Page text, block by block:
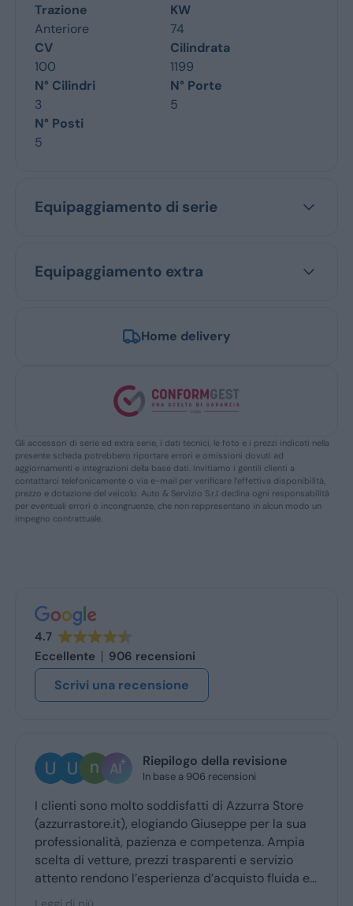
Trazione
Anteriore
KW
74
CV
100
Cilindrata
1199
N° Cilindri
3
N° Porte
5
N° Posti
5
Equipaggiamento di serie
Equipaggiamento extra
Home delivery
Gli accessori di serie ed extra serie, i dati tecnici, le foto e i prezzi indicati nella
presente scheda potrebbero riportare errori e omissioni dovuti ad
aggiornamenti e integrazioni della base dati. Invitiamo i gentili clienti a
contattarci telefonicamente o via e-mail per verificare l’effettiva disponibilità,
prezzo e dotazione del veicolo. Auto & Servizio S.r.l. declina ogni responsabilità
per eventuali errori o incongruenze, che non reppresentano in alcun modo un
impegno contrattuale.
4.7
Eccellente
906 recensioni
Scrivi una recensione
della revisione
base a 906 recensioni
di Azzurra Store
Giuseppe per la sua
e competenza. Ampia
trasparenti e servizio
d’acquisto fluida e
parte degli utenti.
Ugo Brescia
Ottima esperienza
Giuseppe mi ha
ritiro a quello della